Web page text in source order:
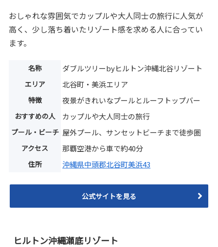
おしゃれな雰囲気でカップルや大人同士の旅行に人気が
高く、少し落ち着いたリゾート感を求める人に合ってい
ます。
名称 ダブルツリーbyヒルトン沖縄北谷リゾート
エリア 北谷町・美浜エリア
特徴 夜景がきれいなプールとルーフトップバー
おすすめの人 カップルや大人同士の旅行
プール・ビーチ 屋外プール、サンセットビーチまで徒歩圏
アクセス 那覇空港から車で約40分
住所 沖縄県中頭郡北谷町美浜43
公式サイトを見る
ヒルトン沖縄瀬底リゾート